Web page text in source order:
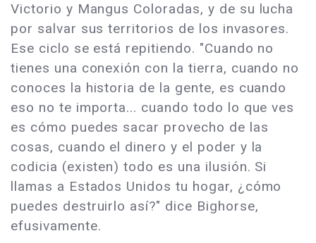
Victorio y Mangus Coloradas, y de su lucha
por salvar sus territorios de los invasores.
Ese ciclo se está repitiendo. "Cuando no
tienes una conexión con la tierra, cuando no
conoces la historia de la gente, es cuando
eso no te importa... cuando todo lo que ves
es cómo puedes sacar provecho de las
cosas, cuando el dinero y el poder y la
codicia (existen) todo es una ilusión. Si
llamas a Estados Unidos tu hogar, ¿cómo
puedes destruirlo así?" dice Bighorse,
efusivamente.